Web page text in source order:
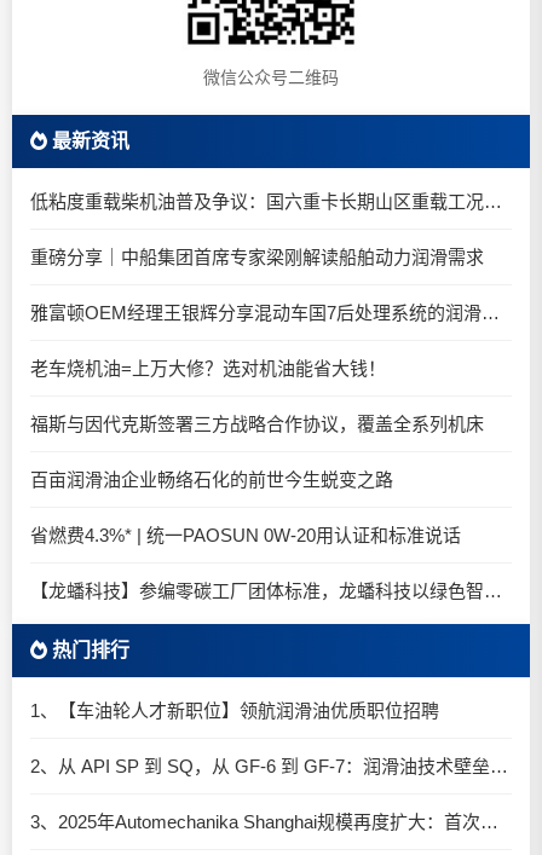
微信公众号二维码
最新资讯
低粘度重载柴机油普及争议：国六重卡长期山区重载工况是否适合0W-20柴油机油？
重磅分享｜中船集团首席专家梁刚解读船舶动力润滑需求
雅富顿OEM经理王银辉分享混动车国7后处理系统的润滑油要求
老车烧机油=上万大修？选对机油能省大钱！
福斯与因代克斯签署三方战略合作协议，覆盖全系列机床
百亩润滑油企业畅络石化的前世今生蜕变之路
省燃费4.3%* | 统一PAOSUN 0W-20用认证和标准说话
【龙蟠科技】参编零碳工厂团体标准，龙蟠科技以绿色智造锚定零碳未来
热门排行
1、【车油轮人才新职位】领航润滑油优质职位招聘
2、从 API SP 到 SQ，从 GF-6 到 GF-7：润滑油技术壁垒再升高，你准备好了吗？
3、2025年Automechanika Shanghai规模再度扩大：首次启用国家会展中心（上海）全部15个展馆